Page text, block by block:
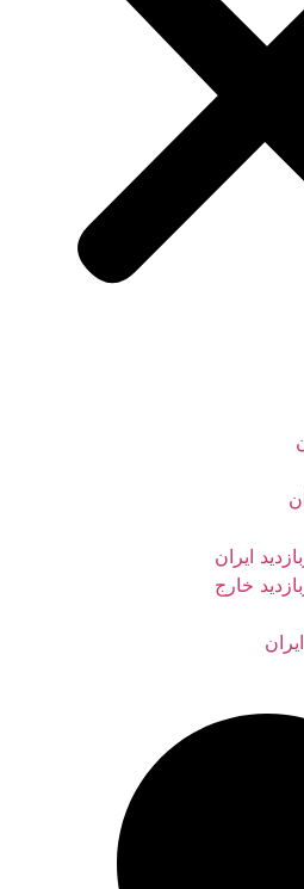
ایران
خارج